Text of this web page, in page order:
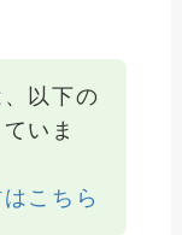
以下の
いま
こちら